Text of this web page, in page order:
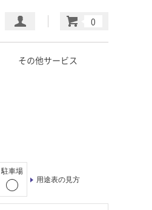
その他サービス
駐車場
用途表の見方